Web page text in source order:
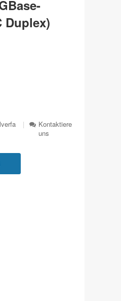
Duplex)
|
Kontaktiere
uns